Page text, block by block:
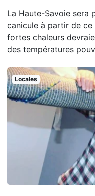
La Haute-Savoie sera
canicule à partir de
fortes chaleurs
des températures
Locales